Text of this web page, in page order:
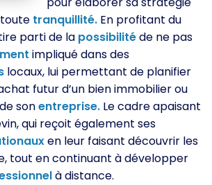
tranquillité. En profitant du
parti de la possibilitéde ne pas
impliqué dans des
locaux, lui permettant de planifier
futur d’un bien immobilier ou
sonentreprise. Le cadre apaisant
qui reçoit également ses
en leur faisant découvrir les
tout en continuant à développer
à distance.